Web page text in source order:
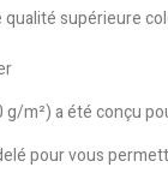
supérieure
g/m²) a été conçu
pour vous